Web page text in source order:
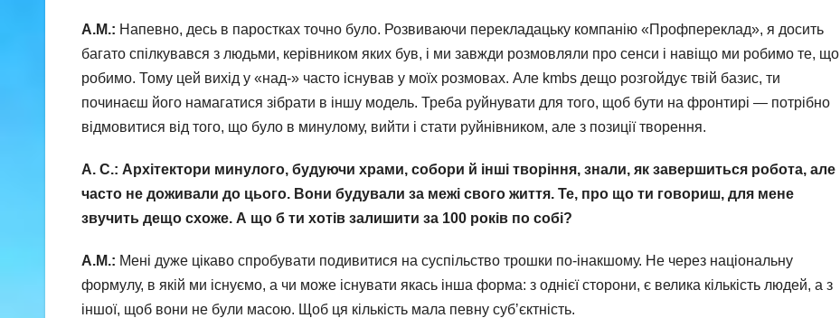
А.М.: Напевно, десь в паростках точно було. Розвиваючи перекладацьку компанію «Профпереклад», я досить
багато спілкувався з людьми, керівником яких був, і ми завжди розмовляли про сенси і навіщо ми робимо те, що
робимо. Тому цей вихід у «над-» часто існував у моїх розмовах. Але kmbs дещо розгойдує твій базис, ти
починаєш його намагатися зібрати в іншу модель. Треба руйнувати для того, щоб бути на фронтирі — потрібно
відмовитися від того, що було в минулому, вийти і стати руйнівником, але з позиції творення.
А. С.: Архітектори минулого, будуючи храми, собори й інші творіння, знали, як завершиться робота, але
часто не доживали до цього. Вони будували за межі свого життя. Те, про що ти говориш, для мене
звучить дещо схоже. А що б ти хотів залишити за 100 років по собі?
А.М.: Мені дуже цікаво спробувати подивитися на суспільство трошки по-інакшому. Не через національну
формулу, в якій ми існуємо, а чи може існувати якась інша форма: з однієї сторони, є велика кількість людей, а з
іншої, щоб вони не були масою. Щоб ця кількість мала певну субʼєктність.